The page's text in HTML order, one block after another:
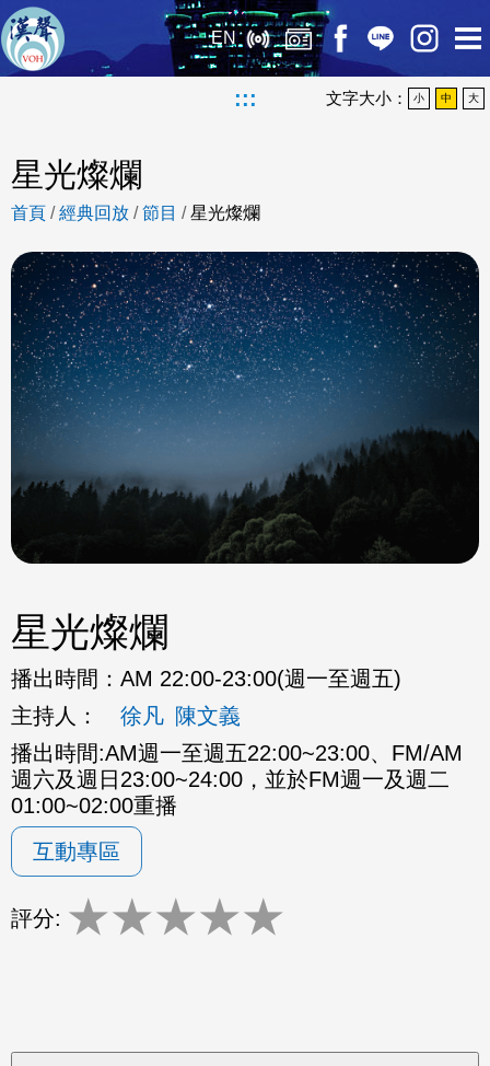
EN
::: 文字大小： 小 中 大
星光燦爛
首頁 /經典回放 /節目 /星光燦爛
星光燦爛
播出時間： AM 22:00-23:00(週一至週五)
主持人：
徐凡 陳文義
播出時間:AM週一至週五22:00~23:00、FM/AM
週六及週日23:00~24:00，並於FM週一及週二
01:00~02:00重播
互動專區
評分: ★★★★★